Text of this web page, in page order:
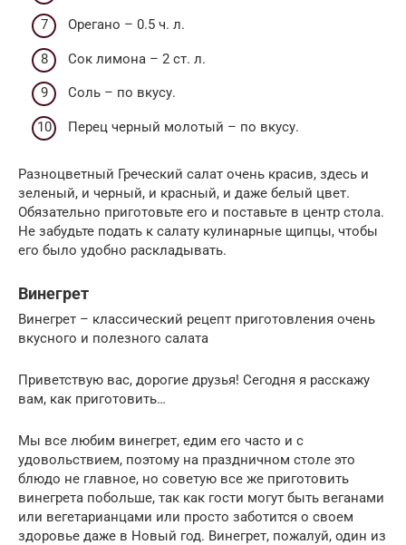
Орегано – 0.5 ч. л.
Сок лимона – 2 ст. л.
Соль – по вкусу.
Перец черный молотый – по вкусу.
Разноцветный Греческий салат очень красив, здесь и
зеленый, и черный, и красный, и даже белый цвет.
Обязательно приготовьте его и поставьте в центр стола.
Не забудьте подать к салату кулинарные щипцы, чтобы
его было удобно раскладывать.
Винегрет
Винегрет – классический рецепт приготовления очень
вкусного и полезного салата
Приветствую вас, дорогие друзья! Сегодня я расскажу
вам, как приготовить…
Мы все любим винегрет, едим его часто и с
удовольствием, поэтому на праздничном столе это
блюдо не главное, но советую все же приготовить
винегрета побольше, так как гости могут быть веганами
или вегетарианцами или просто заботится о своем
здоровье даже в Новый год. Винегрет, пожалуй, один из